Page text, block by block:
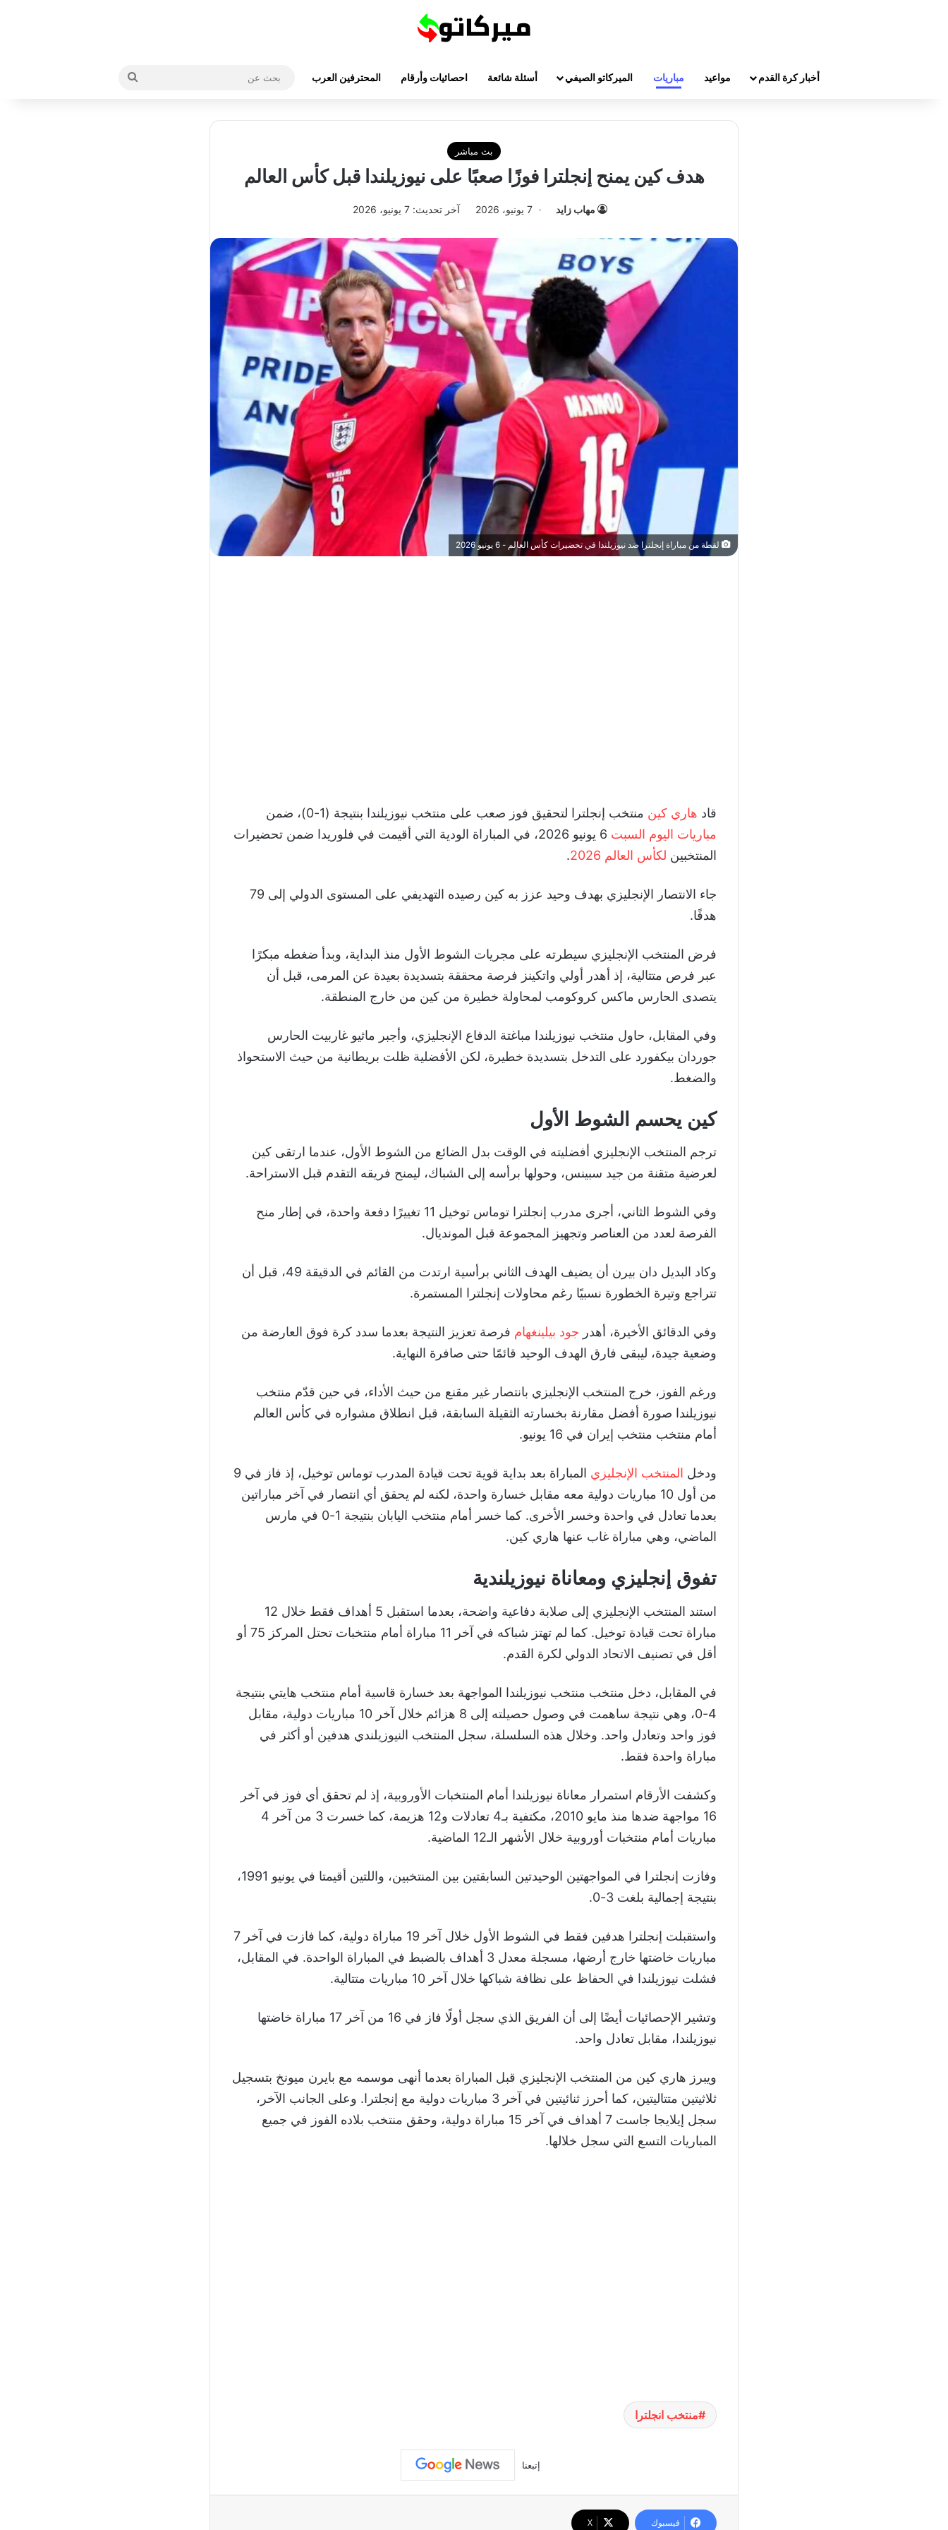
أخبار كرة القدم مواعيد مباريات الميركاتو الصيفي أسئلة شائعة احصائيات وأرقام المحترفين العرب
بث مباشر
هدف كين يمنح إنجلترا فوزًا صعبًا على نيوزيلندا قبل كأس العالم
مهاب زايد 7 يونيو، 2026 آخر تحديث: 7 يونيو، 2026
لقطة من مباراة إنجلترا ضد نيوزيلندا في تحضيرات كأس العالم - 6 يونيو 2026
قاد هاري كين منتخب إنجلترا لتحقيق فوز صعب على منتخب نيوزيلندا بنتيجة (1-0)، ضمن
مباريات اليوم السبت
6 يونيو 2026، في المباراة الودية التي أقيمت في فلوريدا ضمن تحضيرات
المنتخبين لكأس العالم 2026 .
جاء الانتصار الإنجليزي بهدف وحيد عزز به كين رصيده التهديفي على المستوى الدولي إلى 79
هدفًا.
فرض المنتخب الإنجليزي سيطرته على مجريات الشوط الأول منذ البداية، وبدأ ضغطه مبكرًا
عبر فرص متتالية، إذ أهدر أولي واتكينز فرصة محققة بتسديدة بعيدة عن المرمى، قبل أن
يتصدى الحارس ماكس كروكومب لمحاولة خطيرة من كين من خارج المنطقة.
وفي المقابل، حاول منتخب نيوزيلندا مباغتة الدفاع الإنجليزي، وأجبر ماثيو غاربيت الحارس
جوردان بيكفورد على التدخل بتسديدة خطيرة، لكن الأفضلية ظلت بريطانية من حيث الاستحواذ
والضغط.
كين يحسم الشوط الأول
ترجم المنتخب الإنجليزي أفضليته في الوقت بدل الضائع من الشوط الأول، عندما ارتقى كين
لعرضية متقنة من جيد سبينس، وحولها برأسه إلى الشباك، ليمنح فريقه التقدم قبل الاستراحة.
وفي الشوط الثاني، أجرى مدرب إنجلترا توماس توخيل 11 تغييرًا دفعة واحدة، في إطار منح
الفرصة لعدد من العناصر وتجهيز المجموعة قبل المونديال.
وكاد البديل دان بيرن أن يضيف الهدف الثاني برأسية ارتدت من القائم في الدقيقة 49، قبل أن
تتراجع وتيرة الخطورة نسبيًا رغم محاولات إنجلترا المستمرة.
وفي الدقائق الأخيرة، أهدر جود بيلينغهام فرصة تعزيز النتيجة بعدما سدد كرة فوق العارضة من
وضعية جيدة، ليبقى فارق الهدف الوحيد قائمًا حتى صافرة النهاية.
ورغم الفوز، خرج المنتخب الإنجليزي بانتصار غير مقنع من حيث الأداء، في حين قدّم منتخب
نيوزيلندا صورة أفضل مقارنة بخسارته الثقيلة السابقة، قبل انطلاق مشواره في كأس العالم
أمام منتخب منتخب إيران في 16 يونيو.
ودخل المنتخب الإنجليزي
المباراة بعد بداية قوية تحت قيادة المدرب توماس توخيل، إذ فاز في 9
من أول 10 مباريات دولية معه مقابل خسارة واحدة، لكنه لم يحقق أي انتصار في آخر مباراتين
بعدما تعادل في واحدة وخسر الأخرى. كما خسر أمام منتخب اليابان بنتيجة 1-0 في مارس
الماضي، وهي مباراة غاب عنها هاري كين.
تفوق إنجليزي ومعاناة نيوزيلندية
استند المنتخب الإنجليزي إلى صلابة دفاعية واضحة، بعدما استقبل 5 أهداف فقط خلال 12
مباراة تحت قيادة توخيل. كما لم تهتز شباكه في آخر 11 مباراة أمام منتخبات تحتل المركز 75 أو
أقل في تصنيف الاتحاد الدولي لكرة القدم.
في المقابل، دخل منتخب منتخب نيوزيلندا المواجهة بعد خسارة قاسية أمام منتخب هايتي بنتيجة
4-0، وهي نتيجة ساهمت في وصول حصيلته إلى 8 هزائم خلال آخر 10 مباريات دولية، مقابل
فوز واحد وتعادل واحد. وخلال هذه السلسلة، سجل المنتخب النيوزيلندي هدفين أو أكثر في
مباراة واحدة فقط.
وكشفت الأرقام استمرار معاناة نيوزيلندا أمام المنتخبات الأوروبية، إذ لم تحقق أي فوز في آخر
16 مواجهة ضدها منذ مايو 2010، مكتفية بـ4 تعادلات و12 هزيمة، كما خسرت 3 من آخر 4
مباريات أمام منتخبات أوروبية خلال الأشهر الـ12 الماضية.
وفازت إنجلترا في المواجهتين الوحيدتين السابقتين بين المنتخبين، واللتين أقيمتا في يونيو 1991،
بنتيجة إجمالية بلغت 3-0.
واستقبلت إنجلترا هدفين فقط في الشوط الأول خلال آخر 19 مباراة دولية، كما فازت في آخر 7
مباريات خاضتها خارج أرضها، مسجلة معدل 3 أهداف بالضبط في المباراة الواحدة. في المقابل،
فشلت نيوزيلندا في الحفاظ على نظافة شباكها خلال آخر 10 مباريات متتالية.
وتشير الإحصائيات أيضًا إلى أن الفريق الذي سجل أولًا فاز في 16 من آخر 17 مباراة خاضتها
نيوزيلندا، مقابل تعادل واحد.
ويبرز هاري كين من المنتخب الإنجليزي قبل المباراة بعدما أنهى موسمه مع بايرن ميونخ بتسجيل
ثلاثيتين متتاليتين، كما أحرز ثنائيتين في آخر 3 مباريات دولية مع إنجلترا. وعلى الجانب الآخر،
سجل إيلايجا جاست 7 أهداف في آخر 15 مباراة دولية، وحقق منتخب بلاده الفوز في جميع
المباريات التسع التي سجل خلالها.
منتخب انجلترا
إتبعنا
فيسبوك ‫X